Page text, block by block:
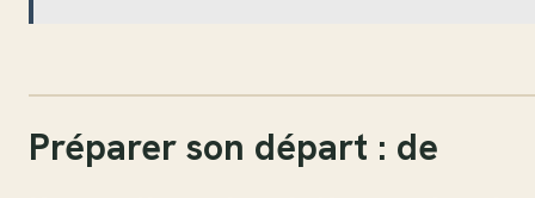
Préparer son départ : de